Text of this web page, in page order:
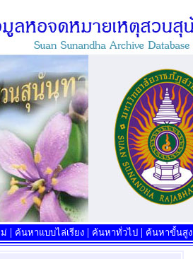
| ค้นหาแบบไล่เรียง | ค้นหาทั่วไป | ค้นหาขั้นสูง